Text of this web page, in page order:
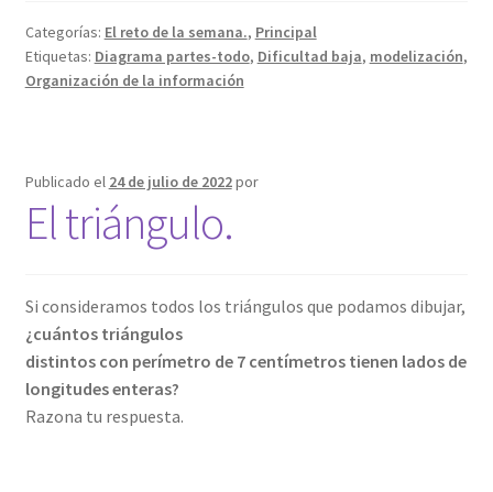
Categorías: El reto de la semana., Principal
Etiquetas: Diagrama partes-todo, Dificultad baja, modelización,
Organización de la información
Publicado el 24 de julio de 2022por
El triángulo.
Si consideramos todos los triángulos que podamos dibujar,
¿cuántos triángulos
distintos con perímetro de 7 centímetros tienen lados de
longitudes enteras?
Razona tu respuesta.